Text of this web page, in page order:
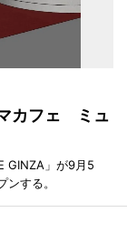
カフェ ミュ
GINZA」が9月5
する。